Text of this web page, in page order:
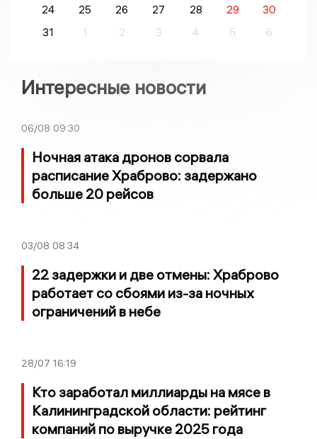
24
25 26 27 28 29
30
31
1 2 3 4 5 6
Интересные новости
06/08 09:30
Ночная атака дронов сорвала
расписание Храброво: задержано
больше 20 рейсов
03/08 08:34
22 задержки и две отмены: Храброво
работает со сбоями из-за ночных
ограничений в небе
28/07 16:19
Кто заработал миллиарды на мясе в
Калининградской области: рейтинг
компаний по выручке 2025 года